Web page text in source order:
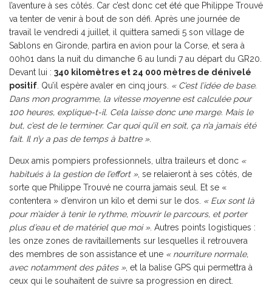
l’aventure à ses côtés. Car c’est donc cet été que Philippe Trouvé
va tenter de venir à bout de son défi. Après une journée de
travail le vendredi 4 juillet, il quittera samedi 5 son village de
Sablons en Gironde, partira en avion pour la Corse, et sera à
00h01 dans la nuit du dimanche 6 au lundi 7 au départ du GR20.
Devant lui : 340 kilomètres et 24 000 mètres de dénivelé
positif . Qu’il espère avaler en cinq jours. « C’est l’idée de base.
Dans mon programme, la vitesse moyenne est calculée pour
100 heures, explique-t-il. Cela laisse donc une marge. Mais le
but, c’est de le terminer. Car quoi qu’il en soit, ça n’a jamais été
fait. Il n’y a pas de temps à battre ».
Deux amis pompiers professionnels, ultra traileurs et donc «
habitués à la gestion de l’effort », se relaieront à ses côtés, de
sorte que Philippe Trouvé ne courra jamais seul. Et se «
contentera » d’environ un kilo et demi sur le dos. « Eux sont là
pour m’aider à tenir le rythme, m’ouvrir le parcours, et porter
plus d’eau et de matériel que moi ». Autres points logistiques :
les onze zones de ravitaillements sur lesquelles il retrouvera
des membres de son assistance et une « nourriture normale,
avec notamment des pâtes », et la balise GPS qui permettra à
ceux qui le souhaitent de suivre sa progression en direct.